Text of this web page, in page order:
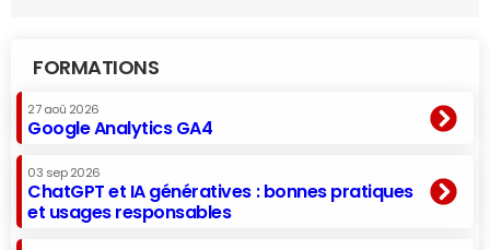
FORMATIONS
27 aoû 2026
Google Analytics GA4
03 sep 2026
ChatGPT et IA génératives : bonnes pratiques
et usages responsables